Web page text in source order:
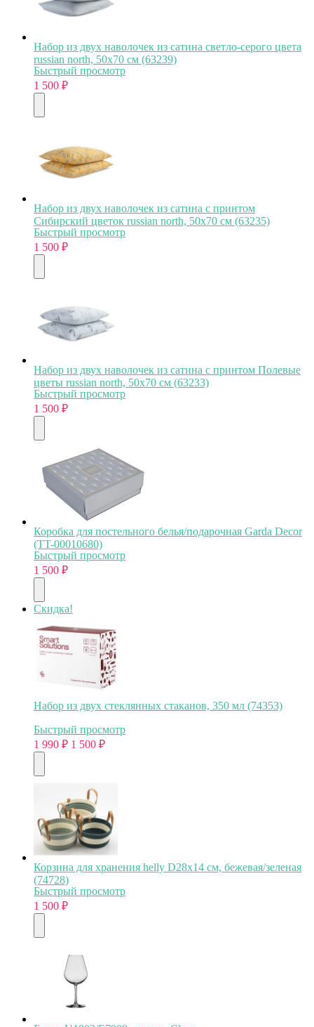
Набор из двух наволочек из сатина светло-серого цвета
russian north, 50х70 см (63239)
Быстрый просмотр
1 500 ₽
Набор из двух наволочек из сатина с принтом
Сибирский цветок russian north, 50х70 см (63235)
Быстрый просмотр
1 500 ₽
Набор из двух наволочек из сатина с принтом Полевые
цветы russian north, 50х70 см (63233)
Быстрый просмотр
1 500 ₽
Коробка для постельного белья/подарочная Garda Decor
(TT-00010680)
Быстрый просмотр
1 500 ₽
Скидка!
Набор из двух стеклянных стаканов, 350 мл (74353)
Быстрый просмотр
1 990 ₽ 1 500 ₽
Корзина для хранения helly D28х14 см, бежевая/зеленая
(74728)
Быстрый просмотр
1 500 ₽